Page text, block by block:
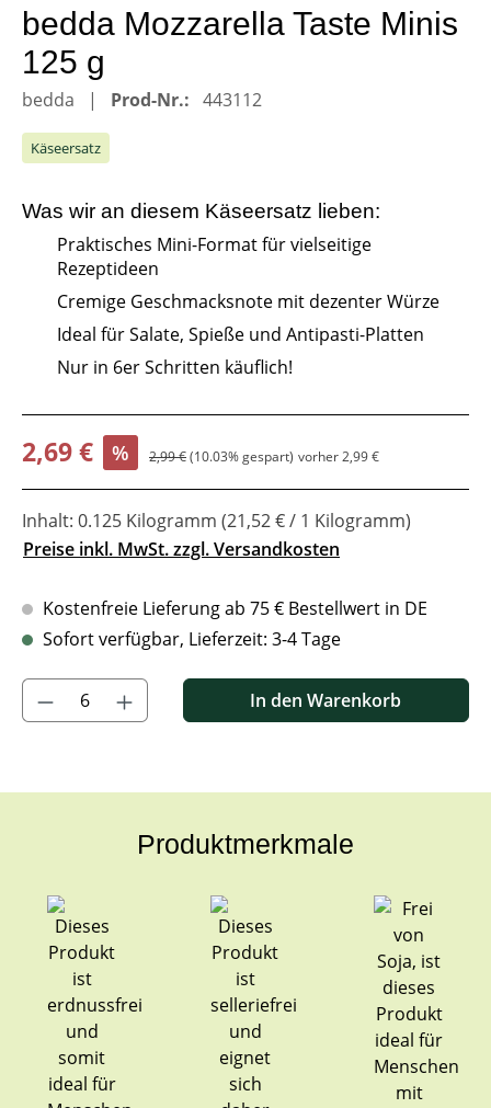
bedda Mozzarella Taste Minis
125 g
bedda Prod-Nr.: 443112
Käseersatz
Was wir an diesem Käseersatz lieben:
Praktisches Mini-Format für vielseitige
Rezeptideen
Cremige Geschmacksnote mit dezenter Würze
Ideal für Salate, Spieße und Antipasti-Platten
Nur in 6er Schritten käuflich!
Verkaufspreis:
2,69 € % Regulärer Preis:
2,99 €(10.03% gespart) vorher 2,99 €
Inhalt: 0.125 Kilogramm (21,52 € / 1 Kilogramm)
Preise inkl. MwSt. zzgl. Versandkosten
Kostenfreie Lieferung ab 75 € Bestellwert in DE
Sofort verfügbar, Lieferzeit: 3-4 Tage
Produkt Anzahl: Gib den gewünschten Wert ein oder benutze
In den Warenkorb
Produktmerkmale